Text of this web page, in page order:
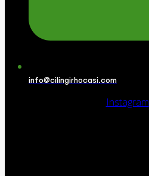
info@cilingirhocasi.com
Instagram